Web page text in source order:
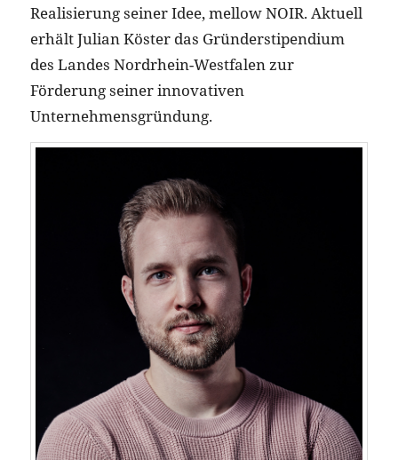
Realisierung seiner Idee, mellow NOIR. Aktuell
erhält Julian Köster das Gründerstipendium
des Landes Nordrhein-Westfalen zur
Förderung seiner innovativen
Unternehmensgründung.